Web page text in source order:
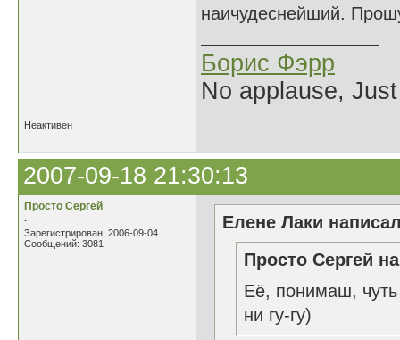
наичудеснейший.
Борис Фэрр
No applause,
Неактивен
2007-09-18 21:30:13
Просто Сергей
.
Зарегистрирован: 2006-09-04
Сообщений: 3081
Елене Лаки
Просто Сергей
Её, понимаш,
ни гу-гу)